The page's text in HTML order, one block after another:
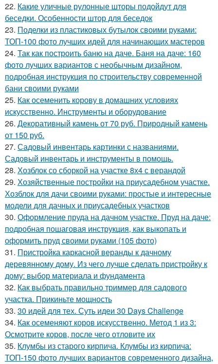
22. Какие уличные рулонные шторы подойдут для
беседки. Особенности штор для беседок
23. Поделки из пластиковых бутылок своими руками:
ТОП-100 фото лучших идей для начинающих мастеров
24. Так как построить баню на даче. Баня на даче: 160
фото лучших вариантов с необычным дизайном,
подробная инструкция по строительству современной
бани своими руками
25. Как осеменить корову в домашних условиях
искусственно. Инструменты и оборудование
26. Декоративный камень от 70 руб. Природный камень
от 150 руб.
27. Садовый инвентарь картинки с названиями.
Садовый инвентарь и инструменты в помощь.
28. Хозблок со сборкой на участке 8х4 с верандой
29. Хозяйственные постройки на приусадебном участке.
Хозблок для дачи своими руками: простые и интересные
модели для дачных и приусадебных участков
30. Оформление пруда на дачном участке. Пруд на даче:
подробная пошаговая инструкция, как выкопать и
оформить пруд своими руками (105 фото)
31. Пристройка каркасной веранды к дачному
деревянному дому. Из чего лучше сделать пристройку к
дому: выбор материала и фундамента
32. Как выбрать правильно триммер для садового
участка. Прикиньте мощность
33. 30 идей для тех. Суть идеи 30 Days Challenge
34. Как осеменяют коров искусственно. Метод 1 из 3:
Осмотрите коров, после чего отловите их
35. Клумбы из старого кирпича. Клумбы из кирпича:
ТОП-150 фото лучших вариантов современного дизайна,